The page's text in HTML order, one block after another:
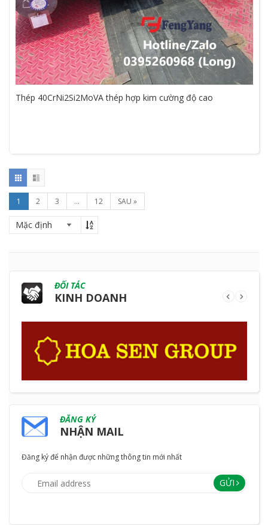
Thép 40CrNi2Si2MoVA thép hợp kim cường độ cao
1 2 3 ... 12 SAU »
ĐỐI TÁC
KINH DOANH
ĐĂNG KÝ
NHẬN MAIL
Đăng ký để nhận được những thông tin mới nhất
GỬI